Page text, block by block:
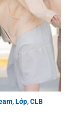
Lớp, CLB